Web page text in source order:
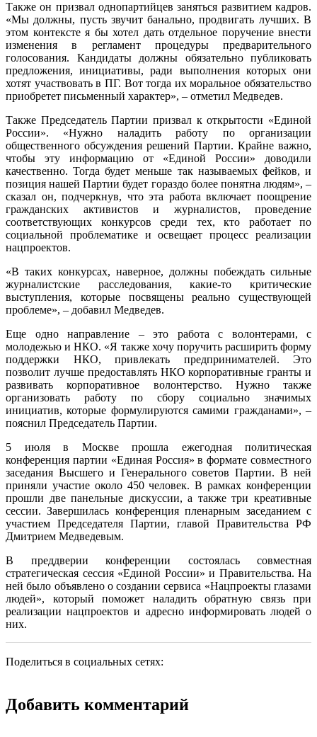
Также он призвал однопартийцев заняться развитием кадров.
«Мы должны, пусть звучит банально, продвигать лучших. В
этом контексте я бы хотел дать отдельное поручение внести
изменения в регламент процедуры предварительного
голосования. Кандидаты должны обязательно публиковать
предложения, инициативы, ради выполнения которых они
хотят участвовать в ПГ. Вот тогда их моральное обязательство
приобретет письменный характер», – отметил Медведев.
Также Председатель Партии призвал к открытости «Единой
России». «Нужно наладить работу по организации
общественного обсуждения решений Партии. Крайне важно,
чтобы эту информацию от «Единой России» доводили
качественно. Тогда будет меньше так называемых фейков, и
позиция нашей Партии будет гораздо более понятна людям», –
сказал он, подчеркнув, что эта работа включает поощрение
гражданских активистов и журналистов, проведение
соответствующих конкурсов среди тех, кто работает по
социальной проблематике и освещает процесс реализации
нацпроектов.
«В таких конкурсах, наверное, должны побеждать сильные
журналистские расследования, какие-то критические
выступления, которые посвящены реально существующей
проблеме», – добавил Медведев.
Еще одно направление – это работа с волонтерами, с
молодежью и НКО. «Я также хочу поручить расширить форму
поддержки НКО, привлекать предпринимателей. Это
позволит лучше предоставлять НКО корпоративные гранты и
развивать корпоративное волонтерство. Нужно также
организовать работу по сбору социально значимых
инициатив, которые формулируются самими гражданами», –
пояснил Председатель Партии.
5 июля в Москве прошла ежегодная политическая
конференция партии «Единая Россия» в формате совместного
заседания Высшего и Генерального советов Партии. В ней
приняли участие около 450 человек. В рамках конференции
прошли две панельные дискуссии, а также три креативные
сессии. Завершилась конференция пленарным заседанием с
участием Председателя Партии, главой Правительства РФ
Дмитрием Медведевым.
В преддверии конференции состоялась совместная
стратегическая сессия «Единой России» и Правительства. На
ней было объявлено о создании сервиса «Нацпроекты глазами
людей», который поможет наладить обратную связь при
реализации нацпроектов и адресно информировать людей о
них.
Поделиться в социальных сетях:
Добавить комментарий